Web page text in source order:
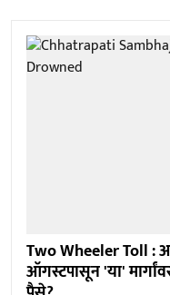
Two Wheeler Toll :
ऑगस्टपासून 'या'